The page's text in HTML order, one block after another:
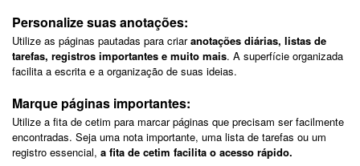
Personalize suas anotações:
Utilize as páginas pautadas para criaranotações diárias, listas de
tarefas, registros importantes e muito mais. A superfície organizada
facilita a escrita e a organização de suas ideias.
Marque páginas importantes:
Utilize a fita de cetim para marcar páginas que precisam ser facilmente
encontradas. Seja uma nota importante, uma lista de tarefas ou um
registro essencial, a fita de cetim facilita o acesso rápido.